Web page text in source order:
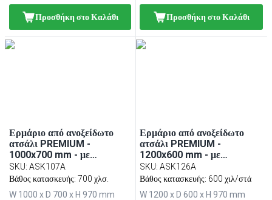
Προσθήκη στο Καλάθι Προσθήκη στο Καλάθι
Ερμάριο από ανοξείδωτο
ατσάλι PREMIUM -
1000x700 mm - με
συρόμενες πόρτες - με
υπερυψωμένη πλάτη 100
SKU: ASK107A
Βάθος κατασκευής: 700 χλσ.
W 1000 x D 700 x H 970 mm
Ερμάριο από ανοξείδωτο
ατσάλι PREMIUM -
1200x600 mm - με
συρόμενες πόρτες - με
υπερυψωμένη πλάτη 100
SKU:ASK126A
Βάθος κατασκευής: 600 χιλ/στά
W 1200 x D 600 x H 970 mm